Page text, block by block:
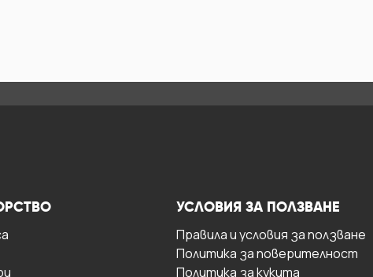
УСЛОВИЯ ЗА ПОЛЗВАНЕ
Правила и условия за ползване
Политика за поверителност
Политика за кукита